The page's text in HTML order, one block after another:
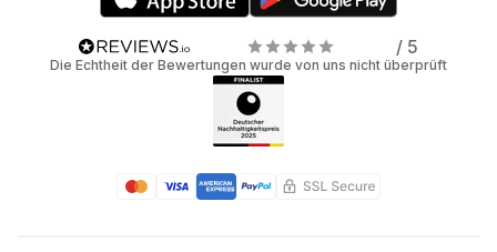
/ 5
Die Echtheit der Bewertungen wurde von uns nicht überprüft